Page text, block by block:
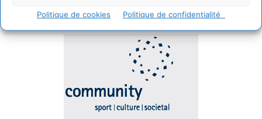
Politique de cookies Politique de confidentialité
Community